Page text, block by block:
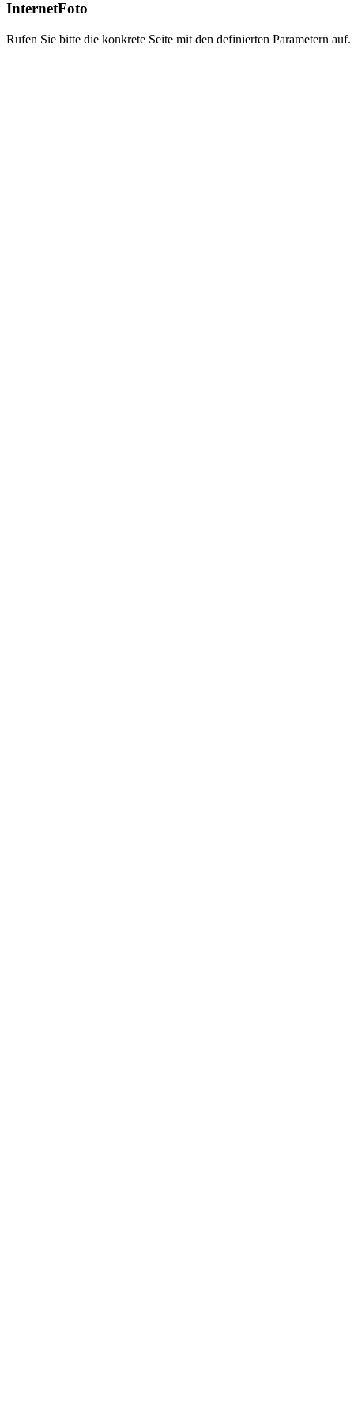
InternetFoto
Rufen Sie bitte die konkrete Seite mit den definierten Parametern auf.